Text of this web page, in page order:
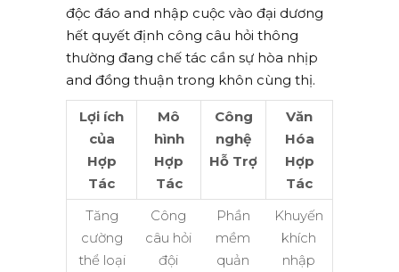
độc đáo and nhập cuộc vào đại dương
hết quyết định công câu hỏi thông
thường đang chế tác cần sự hòa nhịp
and đồng thuận trong khôn cùng thị.
Lợi ích
của
Hợp
Tác
Mô
hình
Hợp
Tác
Công
nghệ
Hỗ Trợ
Văn
Hóa
Hợp
Tác
Tăng
cường
thể loại
Công
câu hỏi
đội
Phần
mềm
quản
Khuyến
khích
nhập